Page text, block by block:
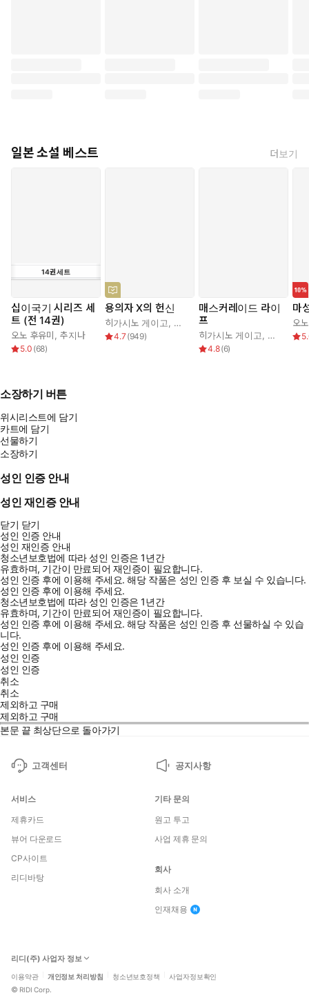
언어, 문학의 본질을 탐구한다. 괴테, 니체부터 보르헤스, 말라르
일본 소설 베스트 더보기
14권세트
십이국기 시리즈 세
트 (전 14권)
오노 후유미 추지나
5.0 (68)
용의자 X의 헌신
히가시노 게이고 양억관
4.7 (949)
매스커레이드 라이
프
히가시노 게이고 김은모
4.8(6)
마
오
소장하기 버튼
위시리스트에 담기
카트에 담기
선물하기
소장하기
성인 인증 안내
성인 재인증 안내
닫기 닫기
성인 인증 안내
성인 재인증 안내
청소년보호법에 따라 성인 인증은 1년간
유효하며, 기간이 만료되어 재인증이 필요합니다.
성인 인증 후에 이용해 주세요.해당 작품은 성인 인증 후 보실 수 있습니다.
성인 인증 후에 이용해 주세요.
청소년보호법에 따라 성인 인증은 1년간
유효하며, 기간이 만료되어 재인증이 필요합니다.
성인 인증 후에 이용해 주세요.해당 작품은 성인 인증 후 선물하실 수 있습
니다.
성인 인증 후에 이용해 주세요.
성인 인증
성인 인증
취소
취소
제외하고 구매
제외하고 구매
본문 끝 최상단으로 돌아가기
고객센터 공지사항
서비스
제휴카드
뷰어 다운로드
CP사이트
리디바탕
기타 문의
원고 투고
사업 제휴 문의
회사
회사 소개
인재채용
리디(주) 사업자 정보
이용약관 개인정보 처리방침 청소년보호정책 사업자정보확인
© RIDI Corp.